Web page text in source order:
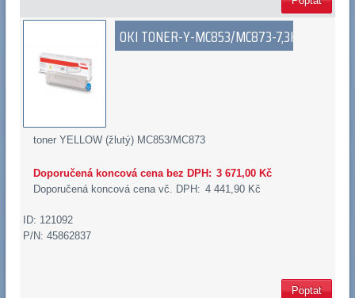
OKI TONER-Y-MC853/MC873-7,3K
toner YELLOW (žlutý) MC853/MC873
Doporučená koncová cena bez DPH: 3 671,00 Kč
Doporučená koncová cena vč. DPH: 4 441,90 Kč
ID: 121092
P/N: 45862837
Poptat